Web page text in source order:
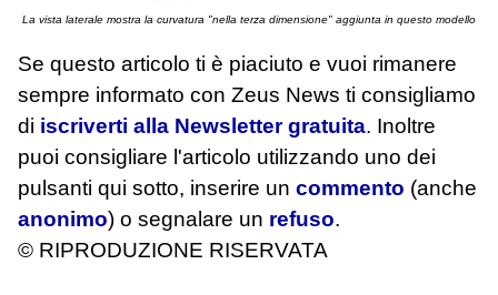
La vista laterale mostra la curvatura "nella terza dimensione" aggiunta in questo modello
Se questo articolo ti è piaciuto e vuoi rimanere
sempre informato con Zeus News ti consigliamo
di iscriverti alla Newsletter gratuita. Inoltre
puoi consigliare l'articolo utilizzando uno dei
pulsanti qui sotto, inserire un commento (anche
anonimo) o segnalare un refuso.
© RIPRODUZIONE RISERVATA